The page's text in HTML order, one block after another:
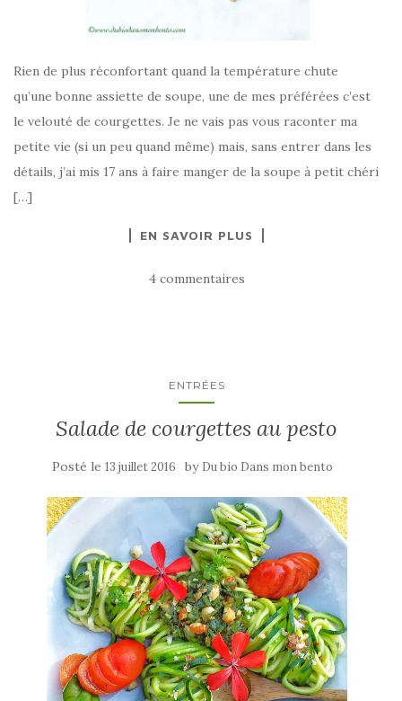
Rien de plus réconfortant quand la température chute
qu’une bonne assiette de soupe, une de mes préférées c’est
le velouté de courgettes. Je ne vais pas vous raconter ma
petite vie (si un peu quand même) mais, sans entrer dans les
détails, j’ai mis 17 ans à faire manger de la soupe à petit chéri
[…]
EN SAVOIR PLUS
4 commentaires
ENTRÉES
Salade de courgettes au pesto
Posté le 13 juillet 2016 by Du bio Dans mon bento